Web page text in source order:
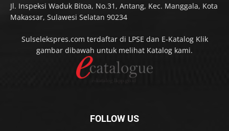
Jl. Inspeksi Waduk Bitoa, No.31, Antang, Kec. Manggala, Kota
Makassar, Sulawesi Selatan 90234
Sulselekspres.com terdaftar di LPSE dan E-Katalog Klik
gambar dibawah untuk melihat Katalog kami.
FOLLOW US